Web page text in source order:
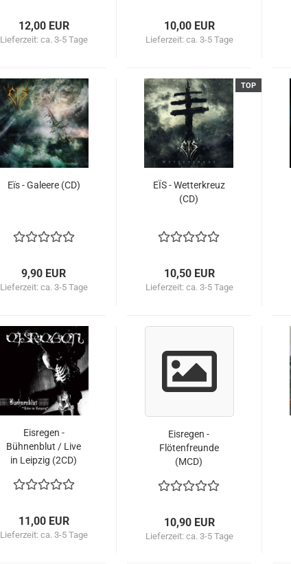
12,00 EUR
Lieferzeit: ca. 3-5 Tage
10,00 EUR
Lieferzeit: ca. 3-5 Tage
Eïs - Galeere (CD)
9,90 EUR
Lieferzeit: ca. 3-5 Tage
TOP
EÏS - Wetterkreuz
(CD)
10,50 EUR
Lieferzeit: ca. 3-5 Tage
Eisregen -
Bühnenblut / Live
in Leipzig (2CD)
11,00 EUR
Lieferzeit: ca. 3-5 Tage
Eisregen -
Flötenfreunde
(MCD)
10,90 EUR
Lieferzeit: ca. 3-5 Tage